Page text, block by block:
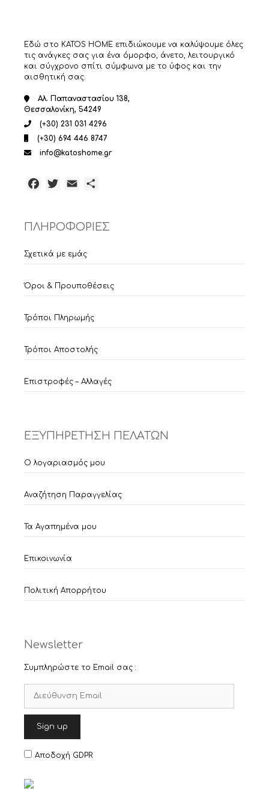
Εδώ στο KATOS HOME επιδιώκουμε να καλύψουμε όλες
τις ανάγκες σας για ένα όμορφο, άνετο, λειτουργικό
και σύγχρονο σπίτι σύμφωνα με το ύφος και την
αισθητική σας.
Αλ. Παπαναστασίου 138,
Θεσσαλονίκη, 54249
(+30) 231 031 4296
(+30) 694 446 8747
info@katoshome.gr
Facebook
TwitterEmail
ΠΛΗΡΟΦΟΡΙΕΣ
Σχετικά με εμάς
Όροι & Προυποθέσεις
Τρόποι Πληρωμής
Τρόποι Αποστολής
Επιστροφές – Αλλαγές
ΕΞΥΠΗΡΕΤΗΣΗ ΠΕΛΑΤΩΝ
Ο λογαριασμός μου
Αναζήτηση Παραγγελίας
Τα Αγαπημένα μου
Επικοινωνία
Πολιτική Απορρήτου
Newsletter
Συμπληρώστε το Email σας :
Αποδοχή GDPR